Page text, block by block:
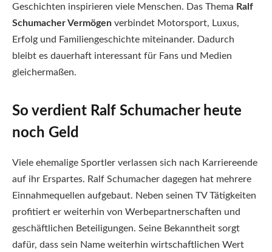
Geschichten inspirieren viele Menschen. Das Thema Ralf
Schumacher Vermögen verbindet Motorsport, Luxus,
Erfolg und Familiengeschichte miteinander. Dadurch
bleibt es dauerhaft interessant für Fans und Medien
gleichermaßen.
So verdient Ralf Schumacher heute
noch Geld
Viele ehemalige Sportler verlassen sich nach Karriereende
auf ihr Erspartes. Ralf Schumacher dagegen hat mehrere
Einnahmequellen aufgebaut. Neben seinen TV Tätigkeiten
profitiert er weiterhin von Werbepartnerschaften und
geschäftlichen Beteiligungen. Seine Bekanntheit sorgt
dafür, dass sein Name weiterhin wirtschaftlichen Wert